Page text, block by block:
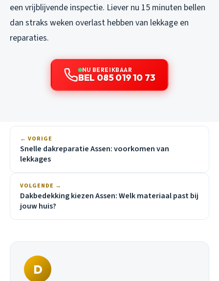
een vrijblijvende inspectie. Liever nu 15 minuten bellen
dan straks weken overlast hebben van lekkage en
reparaties.
NU BEREIKBAAR
BEL 085 019 10 73
← VORIGE
Snelle dakreparatie Assen: voorkomen van
lekkages
VOLGENDE →
Dakbedekking kiezen Assen: Welk materiaal past bij
jouw huis?
D